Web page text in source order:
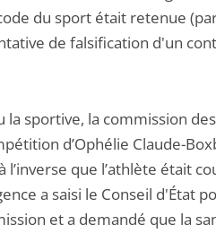
du sport était retenue
de falsification d'un
sportive, la commission
d’Ophélie Claude-
l’inverse que l’athlète était
a saisi le Conseil d'État
et a demandé que la